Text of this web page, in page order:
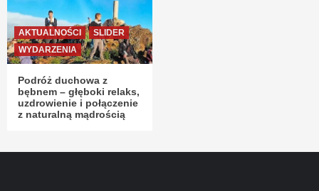
AKTUALNOŚCI
SLIDER
WYDARZENIA
Podróż duchowa z
bębnem – głęboki relaks,
uzdrowienie i połączenie
z naturalną mądrością